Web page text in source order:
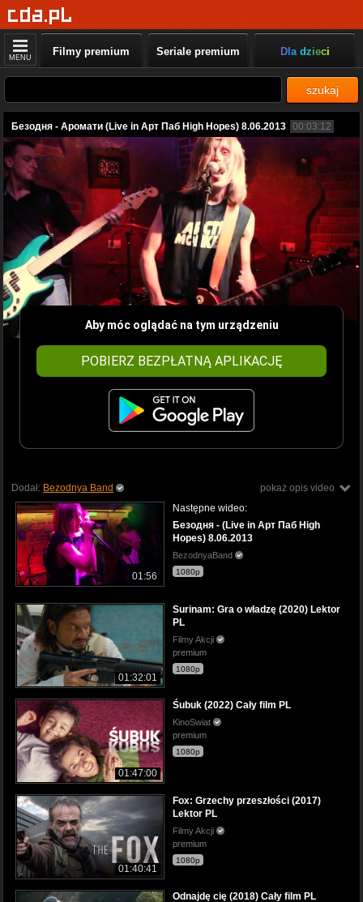
MENU Filmy premium Seriale premium Dla dzieci
szukaj
Безодня - Аромати (Live in Арт Паб High Hopes) 8.06.2013 00:03:12
Aby móc oglądać na tym urządzeniu
POBIERZ BEZPŁATNĄ APLIKACJĘ
pokaż opis video
Dodał: Bezodnya Band
01:56
Następne wideo:
Безодня - (Live in Арт Паб High
Hopes) 8.06.2013
BezodnyaBand
1080p
01:32:01
Surinam: Gra o władzę (2020) Lektor
PL
Filmy Akcji
premium
1080p
01:47:00
Śubuk (2022) Cały film PL
KinoSwiat
premium
1080p
01:40:41
Fox: Grzechy przeszłości (2017)
Lektor PL
Filmy Akcji
premium
1080p
Odnajdę cię (2018) Cały film PL